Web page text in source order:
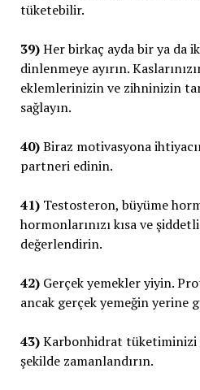
tüketebilir.
39)Her birkaç ayda bir ya da
dinlenmeye ayırın.
eklemlerinizin ve zihninizin
sağlayın.
40)Biraz motivasyona
partneri edinin.
41)Testosteron, büyüme
hormonlarınızı kısa ve
değerlendirin.
42)Gerçek yemekler yiyin.
ancak gerçek yemeğin yerine
43)Karbonhidrat tüketiminizi
şekilde zamanlandırın.